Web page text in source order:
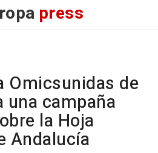
press
Omicsunidas de
una campaña
la Hoja
Andalucía